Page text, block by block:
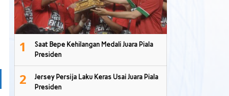
1
Saat Bepe Kehilangan Medali Juara Piala
Presiden
2
Jersey Persija Laku Keras Usai Juara Piala
Presiden